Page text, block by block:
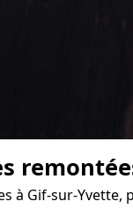
à Gif-sur-